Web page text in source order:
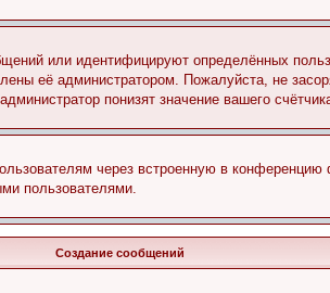
или идентифицируют определённых
её администратором. Пожалуйста, не
понизят значение вашего
через встроенную в
пользователями.
Создание сообщений